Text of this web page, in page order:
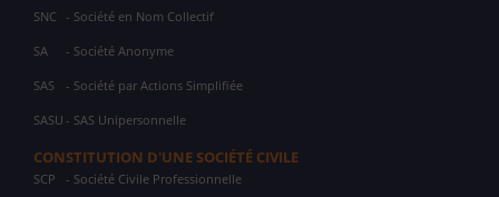
SNC - Société en Nom Collectif
SA - Société Anonyme
SAS - Société par Actions Simplifiée
SASU - SAS Unipersonnelle
CONSTITUTION D'UNE SOCIÉTÉ CIVILE
SCP - Société Civile Professionnelle